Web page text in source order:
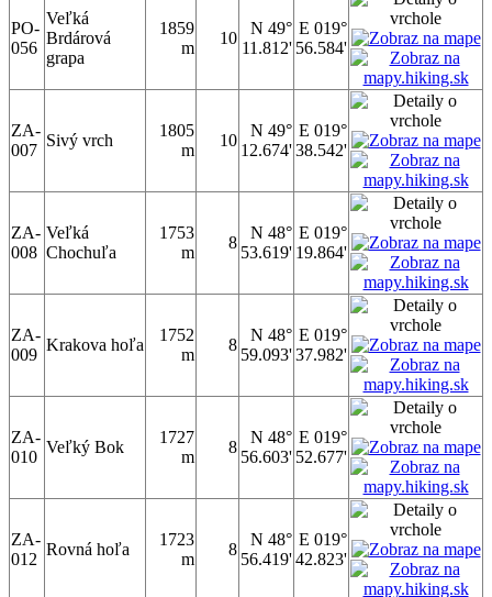
PO-
056
Veľká
Brdárová
grapa
1859
m
10
N 49°
11.812'
E 019°
56.584'
ZA-
007
Sivý vrch
1805
m
10
N 49°
12.674'
E 019°
38.542'
ZA-
008
Veľká
Chochuľa
1753
m
8
N 48°
53.619'
E 019°
19.864'
ZA-
009
Krakova hoľa
1752
m
8
N 48°
59.093'
E 019°
37.982'
ZA-
010
Veľký Bok
1727
m
8
N 48°
56.603'
E 019°
52.677'
ZA-
012
Rovná hoľa
1723
m
8
N 48°
56.419'
E 019°
42.823'